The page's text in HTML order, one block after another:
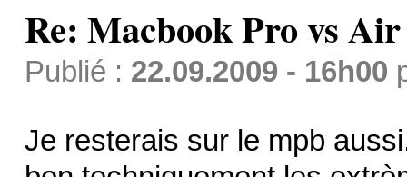
Re: Macbook Pro vs Air
Publié : 22.09.2009 - 16h00
Je resterais sur le mpb